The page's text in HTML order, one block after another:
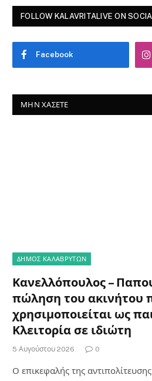
FOLLOW KALAVRITALIVE ON
Facebook
ΜΗΝ ΧΆΣΕΤΕ
ΔΗΜΟΣ ΚΑΛΑΒΡΥΤΩΝ
Κανελλόπουλος –
πώληση του ακινήτου
χρησιμοποιείται ως
Κλειτορία σε ιδιώτη
5 Αυγούστου 2026 0
Ο επικεφαλής της